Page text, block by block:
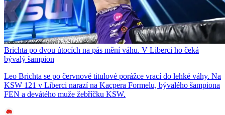
Brichta po dvou útocích na pás mění váhu. V Liberci ho čeká
bývalý šampion
Leo Brichta se po červnové titulové porážce vrací do lehké váhy. Na
KSW 121 v Liberci narazí na Kacpera Formelu, bývalého šampiona
FEN a devátého muže žebříčku KSW.